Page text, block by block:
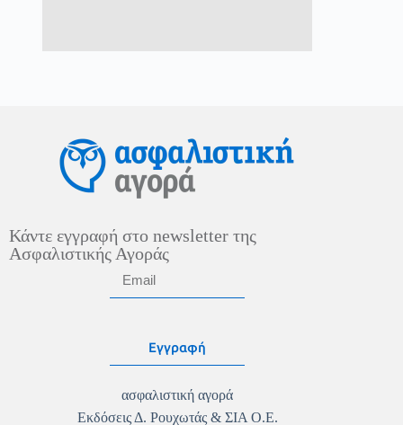
Κάντε εγγραφή στο newsletter της
Ασφαλιστικής Αγοράς
Εγγραφή
ασφαλιστική αγορά
Εκδόσεις Δ. Ρουχωτάς & ΣΙΑ Ο.Ε.